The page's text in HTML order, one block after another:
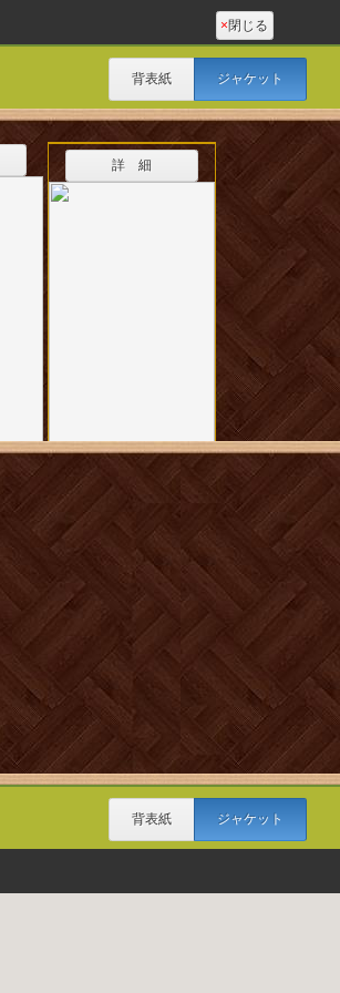
×閉じる
背表紙 ジャケット
詳 細
背表紙 ジャケット